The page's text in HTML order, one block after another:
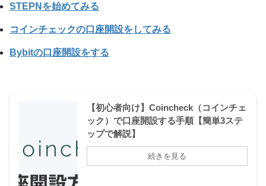
STEPNを始めてみる
コインチェックの口座開設をしてみる
Bybitの口座開設をする
【初心者向け】Coincheck（コインチェ
ック）で口座開設する手順【簡単3ステ
ップで解説】